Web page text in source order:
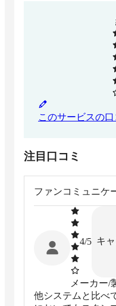
このサービスの口
注目口コミ
ファンコミュニケ
4/5 キ
メーカー/
他システムと比べ